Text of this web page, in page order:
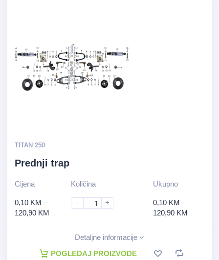
TITAN 250
Prednji trap
Cijena
0,10 KM –
120,90 KM
Količina
- +
Ukupno
0,10 KM –
120,90 KM
Detaljne informacije
POGLEDAJ PROIZVODE